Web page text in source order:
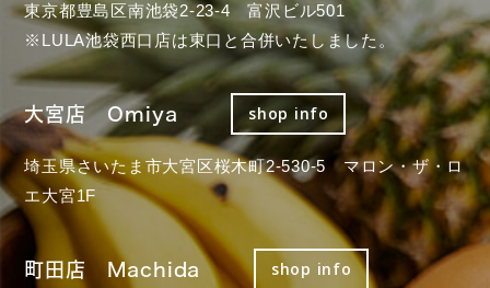
東京都豊島区南池袋2-23-4 富沢ビル501
※LULA池袋西口店は東口と合併いたしました。
大宮店 Omiya shop info
埼玉県さいたま市大宮区桜木町2-530-5 マロン・ザ・ロ
エ大宮1F
町田店 Machida shop info